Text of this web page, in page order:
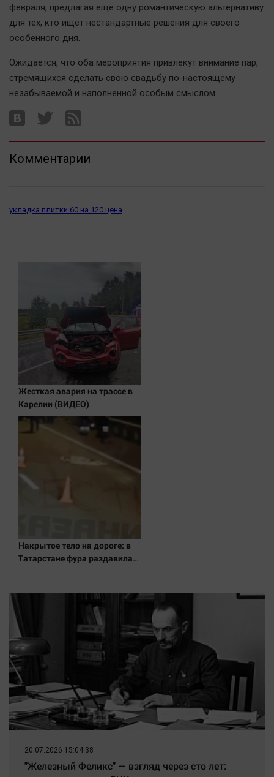
Блогеркуль
Вкусное
ЖКХ
Интервью
Качество жизни
Народная журналистика
Последняя инстанция
Светская жизнь
Тенденции
Точка на карте
февраля, предлагая еще одну романтическую альтернативу
для тех, кто ищет нестандартные решения для своего
особенного дня.
Ожидается, что оба мероприятия привлекут внимание пар,
стремящихся сделать свою свадьбу по-настоящему
незабываемой и наполненной особым смыслом.
Комментарии
укладка плитки 60 на 120 цена
Жесткая авария на трассе в
Карелии (ВИДЕО)
Накрытое тело на дороге: в
Татарстане фура раздавила
20.07.2026 15:04:38
"Железный Феликс" — взгляд через сто лет: